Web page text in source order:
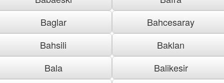
Baglar
Bahcesaray
Bahsili
Baklan
Bala
Balikesir